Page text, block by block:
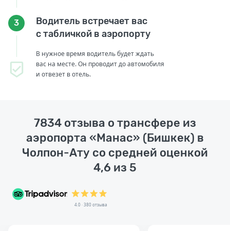
3
Водитель встречает вас
с табличкой в аэропорту
В нужное время водитель будет ждать
вас на месте. Он проводит до автомобиля
и отвезет в отель.
7834 отзыва о трансфере из
аэропорта «Манас» (Бишкек) в
Чолпон-Ату со средней оценкой
4,6 из 5
4.0 · 380 отзыва